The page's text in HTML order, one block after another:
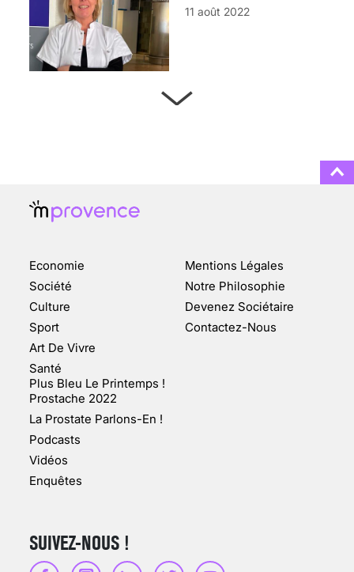
11 août 2022
CHANGEMENT DE SEXE :
DES DEMANDES
TOUJOURS PLUS
NOMBREUSES
Economie
Société
Culture
Sport
Art De Vivre
Santé
Plus Bleu Le Printemps !
Prostache 2022
La Prostate Parlons-En !
Podcasts
Vidéos
Enquêtes
Mentions Légales
Notre Philosophie
Devenez Sociétaire
Contactez-Nous
SUIVEZ-NOUS !